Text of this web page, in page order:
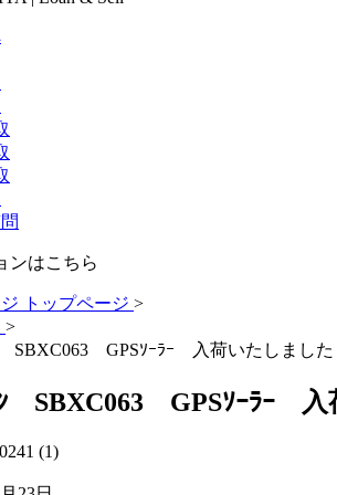
ンはこちら
トップページ >
>
SBXC063 GPSｿｰﾗｰ 入荷いたしました
SBXC063 GPSｿｰﾗｰ 入